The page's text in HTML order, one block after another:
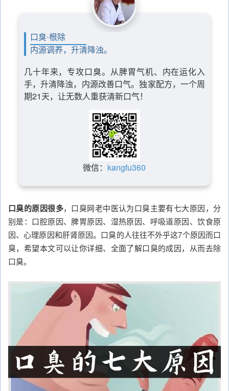
口臭·根除
内源调养，升清降浊。
几十年来，专攻口臭。从脾胃气机、内在运化入
手，升清降浊，内源改善口气。独家配方，一个周
期21天，让无数人重获清新口气！
微信： kangfu360
口臭的原因很多，口臭网老中医认为口臭主要有七大原因，分
别是：口腔原因、脾胃原因、湿热原因、呼吸道原因、饮食原
因、心理原因和肝肾原因。口臭的人往往不外乎这7个原因而口
臭，希望本文可以让你详细、全面了解口臭的成因，从而去除
口臭。